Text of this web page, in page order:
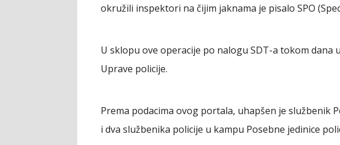
okružili inspektori na čijim jaknama je pisalo SPO
U sklopu ove operacije po nalogu SDT-a tokom dana
Uprave policije.
Prema podacima ovog portala, uhapšen je službenik
i dva službenika policije u kampu Posebne jedinice